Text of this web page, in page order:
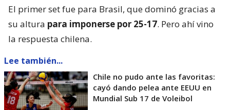
El primer set fue para Brasil, que dominó gracias a
su altura para imponerse por 25-17. Pero ahí vino
la respuesta chilena.
Lee también...
Chile no pudo ante las favoritas:
cayó dando pelea ante EEUU en
Mundial Sub 17 de Voleibol